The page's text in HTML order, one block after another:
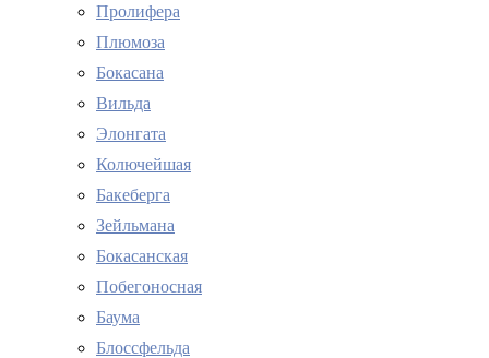
Пролифера
Плюмоза
Бокасана
Вильда
Элонгата
Колючейшая
Бакеберга
Зейльмана
Бокасанская
Побегоносная
Баума
Блоссфельда